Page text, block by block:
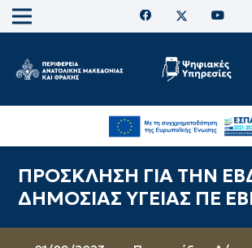
ΠΡΟΣΚΛΗΣΗ ΓΙΑ ΤΗΝ
ΔΗΜΟΣΙΑΣ ΥΓΕΙΑΣ ΠΕ